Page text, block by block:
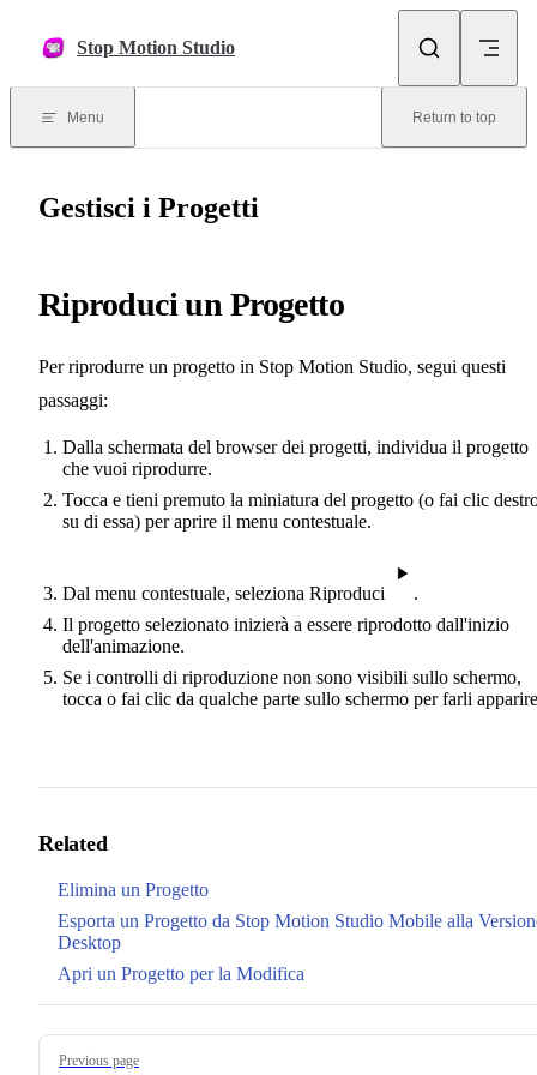
Stop Motion Studio
Menu Return to top
Gestisci i Progetti
Riproduci un Progetto
Per riprodurre un progetto in Stop Motion Studio, segui questi
passaggi:
Dalla schermata del browser dei progetti, individua il progetto
che vuoi riprodurre.
Tocca e tieni premuto la miniatura del progetto (o fai clic
su di essa) per aprire il menu contestuale.
Dal menu contestuale, seleziona Riproduci
.
Il progetto selezionato inizierà a essere riprodotto dall'inizio
dell'animazione.
Se i controlli di riproduzione non sono visibili sullo schermo,
tocca o fai clic da qualche parte sullo schermo per farli
Related
Elimina un Progetto
Esporta un Progetto da Stop Motion Studio Mobile alla
Desktop
Apri un Progetto per la Modifica
Pager
Previous page